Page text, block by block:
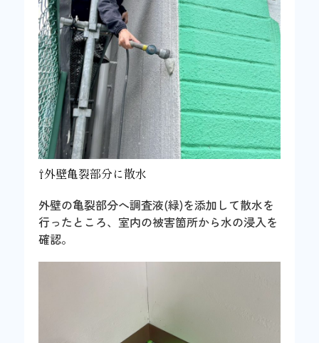
⇧外壁亀裂部分に散水
外壁の亀裂部分へ調査液(緑)を添加して散水を
行ったところ、室内の被害箇所から水の浸入を
確認。